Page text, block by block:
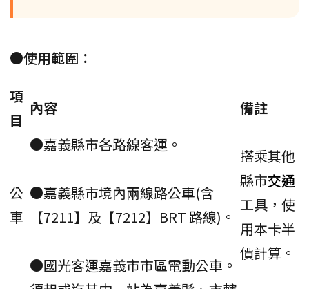
●使用範圍：
項
目
內容 備註
公
車
●嘉義縣市各路線客運。
●嘉義縣市境內兩線路公車(含
【7211】及【7212】BRT 路線)。
●國光客運嘉義市市區電動公車。
搭乘其他
縣市交通
工具，使
用本卡半
價計算。